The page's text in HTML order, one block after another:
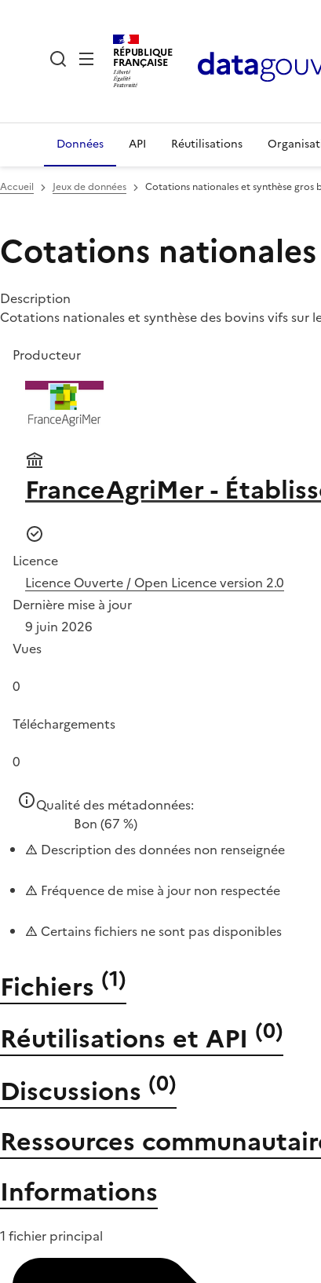
RÉPUBLIQUE
FRANÇAISE
Données API Réutilisations
Accueil Jeux de données Cotations nationales et synthèse gros
Cotations
Description
Cotations nationales et synthèse des bovins vifs sur
Producteur
FranceAgriMer -
Licence
Licence Ouverte / Open Licence version 2.0
Dernière mise à jour
9 juin 2026
Vues
0
Téléchargements
0
Qualité des métadonnées:
Bon (67 %)
Description des données non renseignée
Fréquence de mise à jour non respectée
Certains fichiers ne sont pas disponibles
Fichiers (1)
Réutilisations et API (0)
Discussions (0)
Ressources
Informations
1 fichier principal